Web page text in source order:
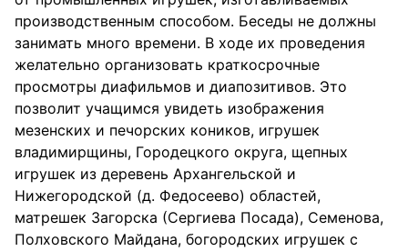
производственным способом. Беседы не должны
занимать много времени. В ходе их проведения
желательно организовать краткосрочные
просмотры диафильмов и диапозитивов. Это
позволит учащимся увидеть изображения
мезенских и печорских коников, игрушек
владимирщины, Городецкого округа, щепных
игрушек из деревень Архангельской и
Нижегородской (д. Федосеево) областей,
матрешек Загорска (Сергиева Посада), Семенова,
Полховского Майдана, богородских игрушек с